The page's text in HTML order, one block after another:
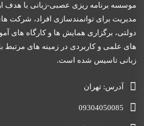
موسسه برنامه ریزی عصبی-زبانی با هدف
مدیریت برای توانمندسازی افراد، شرکت
دولتی، برگزاری همایش ها و کارگاه های
های علمی و کاربردی در زمینه های مرتبط
زبانی تاسیس شده است.
آدرس: تهران
09304050085